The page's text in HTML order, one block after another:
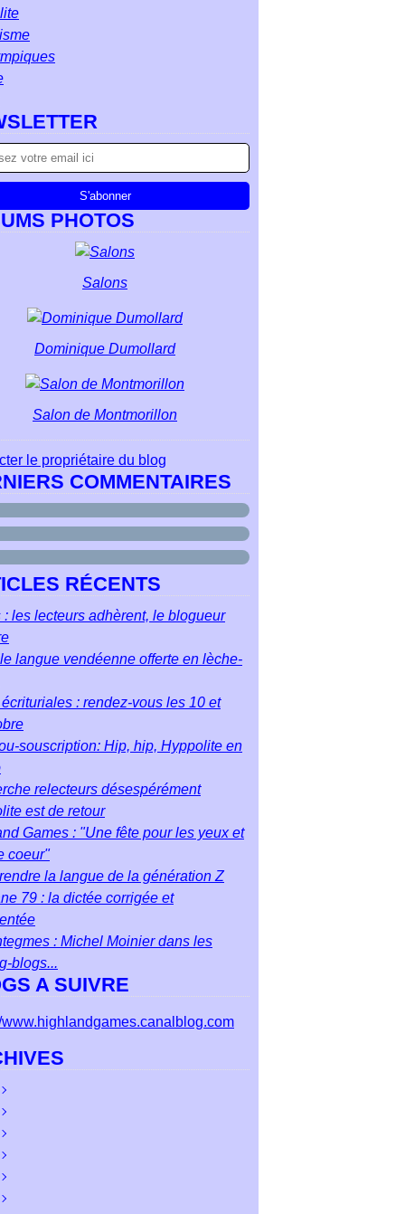
PHOTOS
Salons
Dominique Dumollard
Salon de Montmorillon
le propriétaire du blog
COMMENTAIRES
RÉCENTS
: les lecteurs adhèrent, le blogueur
langue vendéenne offerte en lèche-
: rendez-vous les 10 et
souscription: Hip, hip, Hyppolite en
relecteurs désespérément
est de retour
Games : "Une fête pour les yeux et
coeur"
la langue de la génération Z
79 : la dictée corrigée et
: Michel Moinier dans les
blogs...
A SUIVRE
www.highlandgames.canalblog.com
(5)
(6)